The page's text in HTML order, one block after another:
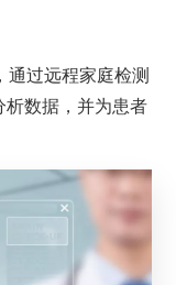
通过远程家庭检测
数据，并为患者